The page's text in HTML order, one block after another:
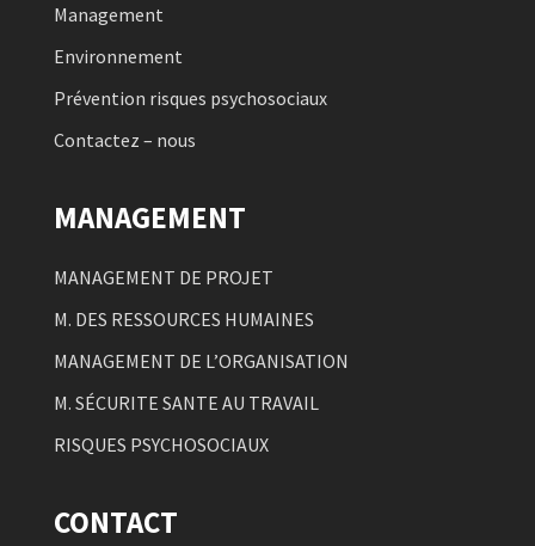
Management
Environnement
Prévention risques psychosociaux
Contactez – nous
MANAGEMENT
MANAGEMENT DE PROJET
M. DES RESSOURCES HUMAINES
MANAGEMENT DE L’ORGANISATION
M. SÉCURITE SANTE AU TRAVAIL
RISQUES PSYCHOSOCIAUX
CONTACT